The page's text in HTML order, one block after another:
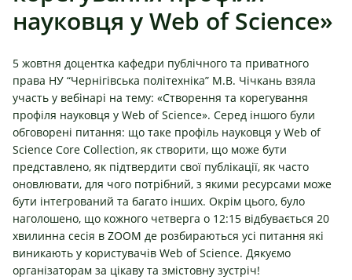
науковця у Web of Science»
5 жовтня доцентка кафедри публічного та приватного
права НУ “Чернігівська політехніка” М.В. Чічкань взяла
участь у вебінарі на тему: «Створення та корегування
профіля науковця у Web of Science». Серед іншого були
обговорені питання: що таке профіль науковця у Web of
Science Core Collection, як створити, що може бути
представлено, як підтвердити свої публікації, як часто
оновлювати, для чого потрібний, з якими ресурсами може
бути інтегрований та багато інших. Окрім цього, було
наголошено, що кожного четверга о 12:15 відбувається 20
хвилинна сесія в ZOOM де розбираються усі питання які
виникають у користувачів Web of Science. Дякуємо
організаторам за цікаву та змістовну зустріч!